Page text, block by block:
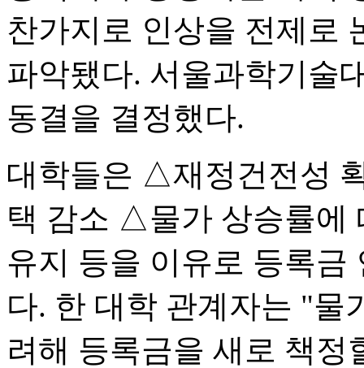
찬가지로 인상을 전제로
파악됐다. 서울과학기술
동결을 결정했다.
대학들은 △재정건전성
택 감소 △물가 상승률에
유지 등을 이유로 등록금
다. 한 대학 관계자는 "물
려해 등록금을 새로 책